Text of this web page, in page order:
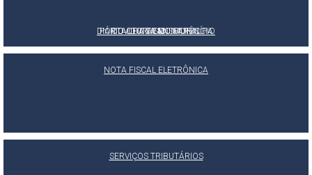
PORTAL DA TRANSPARÊNCIA
E-SIC
OUVIDORIA MUNICIPAL
DIÁRIO OFICIAL DO MUNICÍPIO
NOTA FISCAL ELETRÔNICA
SERVIÇOS TRIBUTÁRIOS